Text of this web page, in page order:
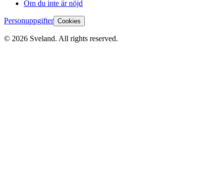
Om du inte är nöjd
Personuppgifter Cookies
© 2026 Sveland. All rights reserved.